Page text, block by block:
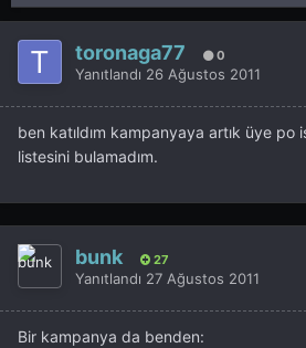
toronaga77 0
Yanıtlandı 26 Ağustos 2011
ben katıldım kampanyaya artık üye
listesini bulamadım.
bunk 27
Yanıtlandı 27 Ağustos 2011
Bir kampanya da benden: